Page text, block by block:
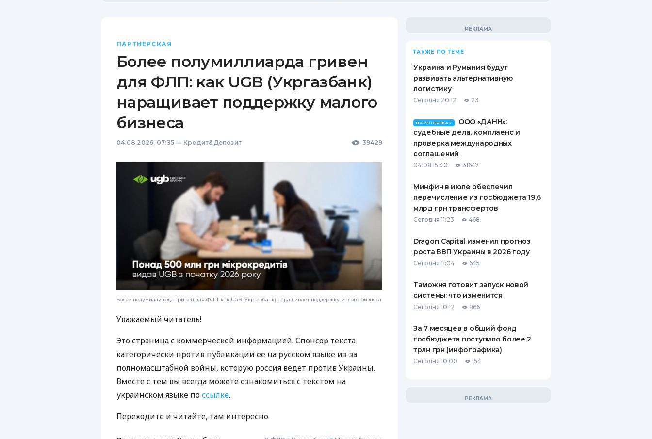
ПАРТНЕРСКАЯ
Более полумиллиарда гривен
для ФЛП: как UGB (Укргазбанк)
наращивает поддержку малого
бизнеса
04.08.2026, 07:35 — Кредит&Депозит 39429
Более полумиллиарда гривен для ФЛП: как UGB (Укргазбанк) наращивает поддержку малого бизнеса
Уважаемый читатель!
Это страница с коммерческой информацией. Спонсор текста
категорически против публикации ее на русском языке из-за
полномасштабной войны, которую россия ведет против Украины.
Вместе с тем вы всегда можете ознакомиться с текстом на
украинском языке поссылке.
Переходите и читайте, там интересно.
ТАКЖЕ ПО ТЕМЕ
Украина и Румыния будут
развивать альтернативную
логистику
Сегодня 20:12 23
ПАРТНЕРСКАЯ
ООО «ДАНН»:
судебные дела, комплаенс и
проверка международных
соглашений
04.08 15:40 31647
Минфин в июле обеспечил
перечисление из госбюджета 19,6
млрд грн трансфертов
Сегодня 11:23 468
Dragon Capital изменил прогноз
роста ВВП Украины в 2026 году
Сегодня 11:04 645
Таможня готовит запуск новой
системы: что изменится
Сегодня 10:12 866
За 7 месяцев в общий фонд
госбюджета поступило более 2
трлн грн (инфографика)
Сегодня 10:00 154